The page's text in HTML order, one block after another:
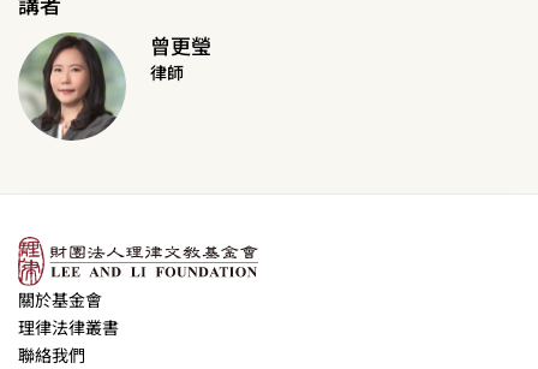
曾更瑩
律師
關於基金會
理律法律叢書
聯絡我們